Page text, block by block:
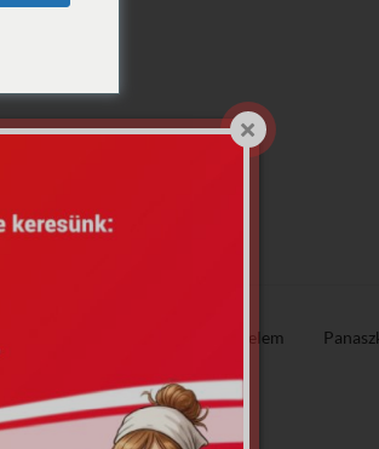
Adatvédelem